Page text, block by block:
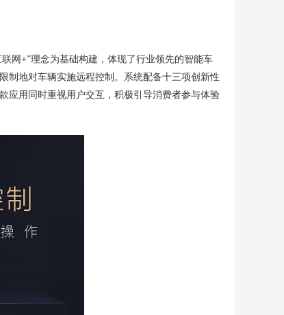
网+”理念为基础构建，体现了行业领先的智能车
制地对车辆实施远程控制。系统配备十三项创新性
应用同时重视用户交互，积极引导消费者参与体验